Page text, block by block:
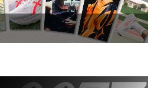
ย บางทีเราก็มองข้าม "เพื่อนร่วมทาง" ที่มีศักยภาพ